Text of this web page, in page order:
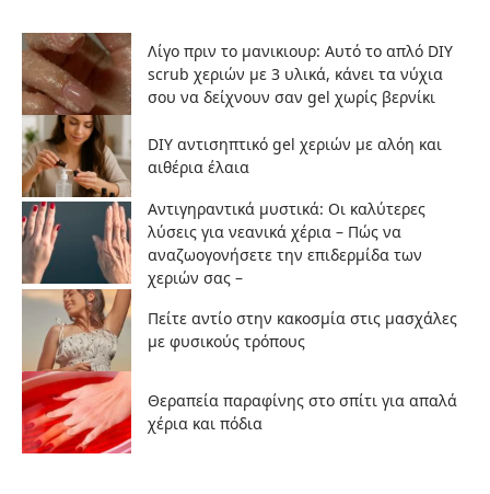
Λίγο πριν το μανικιουρ: Αυτό το απλό DIY
scrub χεριών με 3 υλικά, κάνει τα νύχια
σου να δείχνουν σαν gel χωρίς βερνίκι
DIY αντισηπτικό gel χεριών με αλόη και
αιθέρια έλαια
Αντιγηραντικά μυστικά: Οι καλύτερες
λύσεις για νεανικά χέρια – Πώς να
αναζωογονήσετε την επιδερμίδα των
χεριών σας –
Πείτε αντίο στην κακοσμία στις μασχάλες
με φυσικούς τρόπους
Θεραπεία παραφίνης στο σπίτι για απαλά
χέρια και πόδια